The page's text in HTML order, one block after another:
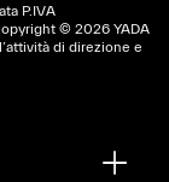
P.IVA
© 2026 YADA
di direzione e